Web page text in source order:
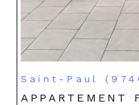
Saint-Paul
APPARTEMENT